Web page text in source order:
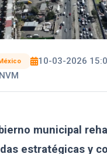
10-03-2026
municipal
estratégicas y